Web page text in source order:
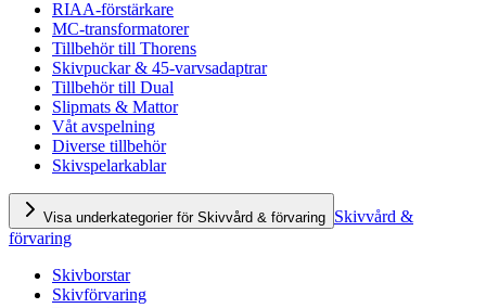
RIAA-förstärkare
MC-transformatorer
Tillbehör till Thorens
Skivpuckar & 45-varvsadaptrar
Tillbehör till Dual
Slipmats & Mattor
Våt avspelning
Diverse tillbehör
Skivspelarkablar
Visa underkategorier för Skivvård & förvaring Skivvård &
förvaring
Skivborstar
Skivförvaring